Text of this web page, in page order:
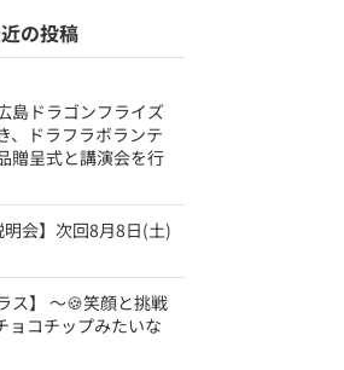
の投稿
島ドラゴンフライズ
、ドラフラボランテ
贈呈式と講演会を行
明会】次回8月8日(土)
ス】 ～🍪笑顔と挑戦
ョコチップみたいな